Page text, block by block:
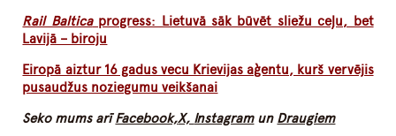
Rail Balticaprogress: Lietuvā sāk būvēt sliežu ceļu, bet
Lavijā – biroju
Eiropā aiztur 16 gadus vecu Krievijas aģentu, kurš vervējis
pusaudžus noziegumu veikšanai
Seko mums arīFacebook,X, Instagramun Draugiem